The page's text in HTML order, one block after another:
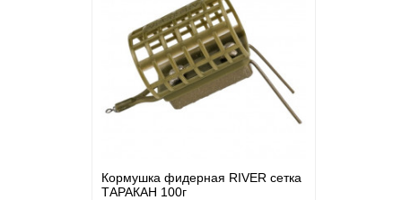
Кормушка фидерная RIVER сетка
ТАРАКАН 100г